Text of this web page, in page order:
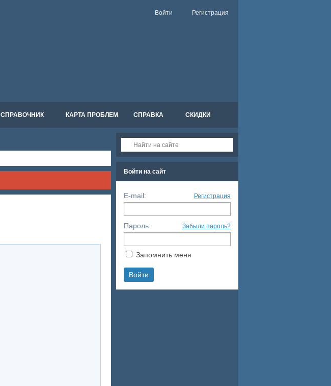
Войти Регистрация
СПРАВОЧНИК КАРТА ПРОБЛЕМ СПРАВКА СКИДКИ
Войти на сайт
E-mail: Регистрация
Пароль: Забыли пароль?
Запомнить меня